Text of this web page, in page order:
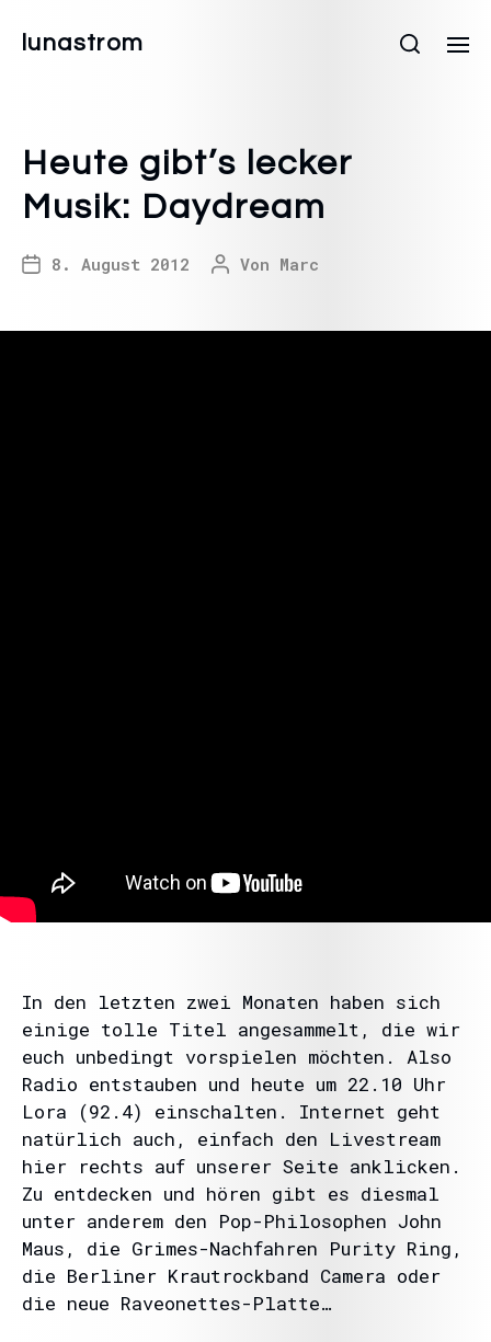
lunastrom
Heute gibt’s lecker
Musik: Daydream
8. August 2012 Von Marc
In den letzten zwei Monaten haben sich
einige tolle Titel angesammelt, die wir
euch unbedingt vorspielen möchten. Also
Radio entstauben und heute um 22.10 Uhr
Lora (92.4) einschalten. Internet geht
natürlich auch, einfach den Livestream
hier rechts auf unserer Seite anklicken.
Zu entdecken und hören gibt es diesmal
unter anderem den Pop-Philosophen John
Maus, die Grimes-Nachfahren Purity Ring,
die Berliner Krautrockband Camera oder
die neue Raveonettes-Platte…